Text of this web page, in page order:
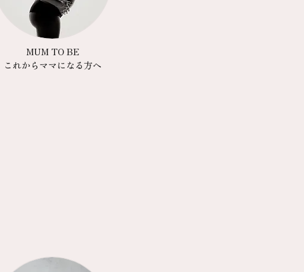
MUM TO BE
​これからママになる方へ